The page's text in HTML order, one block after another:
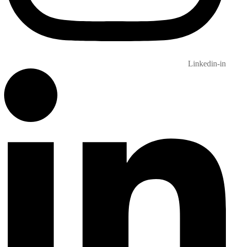
Linkedin-in